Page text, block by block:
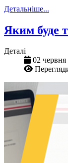
Детальніше...
Яким буде
Деталі
02 червня